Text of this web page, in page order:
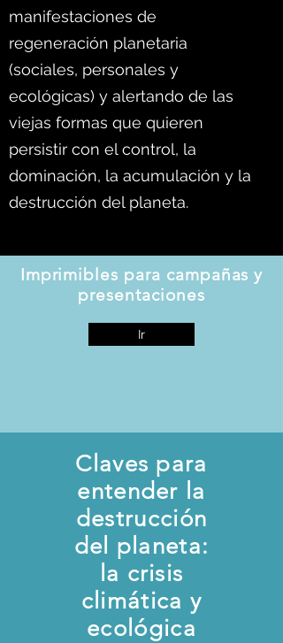
manifestaciones de
regeneración planetaria
(sociales, personales y
ecológicas) y alertando de las
viejas formas que quieren
persistir con el control, la
dominación, la acumulación y la
destrucción del planeta.
Imprimibles para campañas y
presentaciones
Ir
Claves para
entender la
destrucción
del planeta:
la crisis
climática y
ecológica